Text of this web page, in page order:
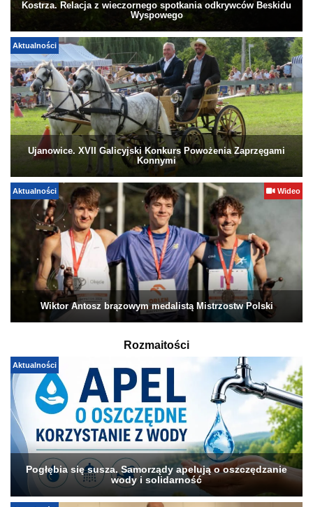
Kostrza. Relacja z wieczornego spotkania odkrywców Beskidu
Wyspowego
Aktualności
Ujanowice. XVII Galicyjski Konkurs Powożenia Zaprzęgami
Konnymi
Aktualności Wideo
Wiktor Antosz brązowym medalistą Mistrzostw Polski
Rozmaitości
Aktualności
Pogłębia się susza. Samorządy apelują o oszczędzanie
wody i solidarność